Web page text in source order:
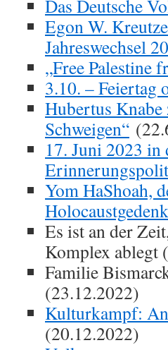
Das Deutsche
Egon W.
Jahreswechsel
„Free Palestine
3.10. – Feiertag
Hubertus
Schweigen“
17. Juni 2023 in
Yom HaShoah,
Holocaustgedenk
Es ist an der
Komplex ablegt
Familie
(23.12.2022)
Kulturkampf:
(20.12.2022)